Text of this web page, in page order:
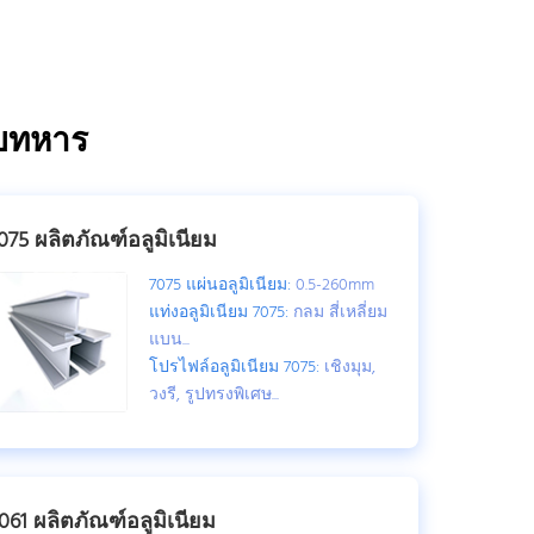
หาร
ผลิตภัณฑ์อลูมิเนียม
7075 แผ่นอลูมิเนียม: 0.5-260mm
แท่งอลูมิเนียม 7075: กลม สี่เหลี่ยม
แบน...
โปรไฟล์อลูมิเนียม 7075: เชิงมุม,
วงรี, รูปทรงพิเศษ...
ผลิตภัณฑ์อลูมิเนียม